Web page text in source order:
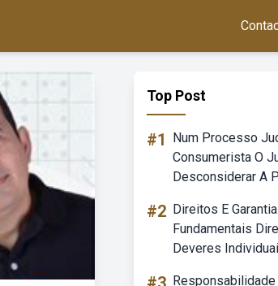
Top Post
#1
Num Processo
Consumerista O
Desconsiderar A
#2 Direitos E
Fundamentais
Deveres